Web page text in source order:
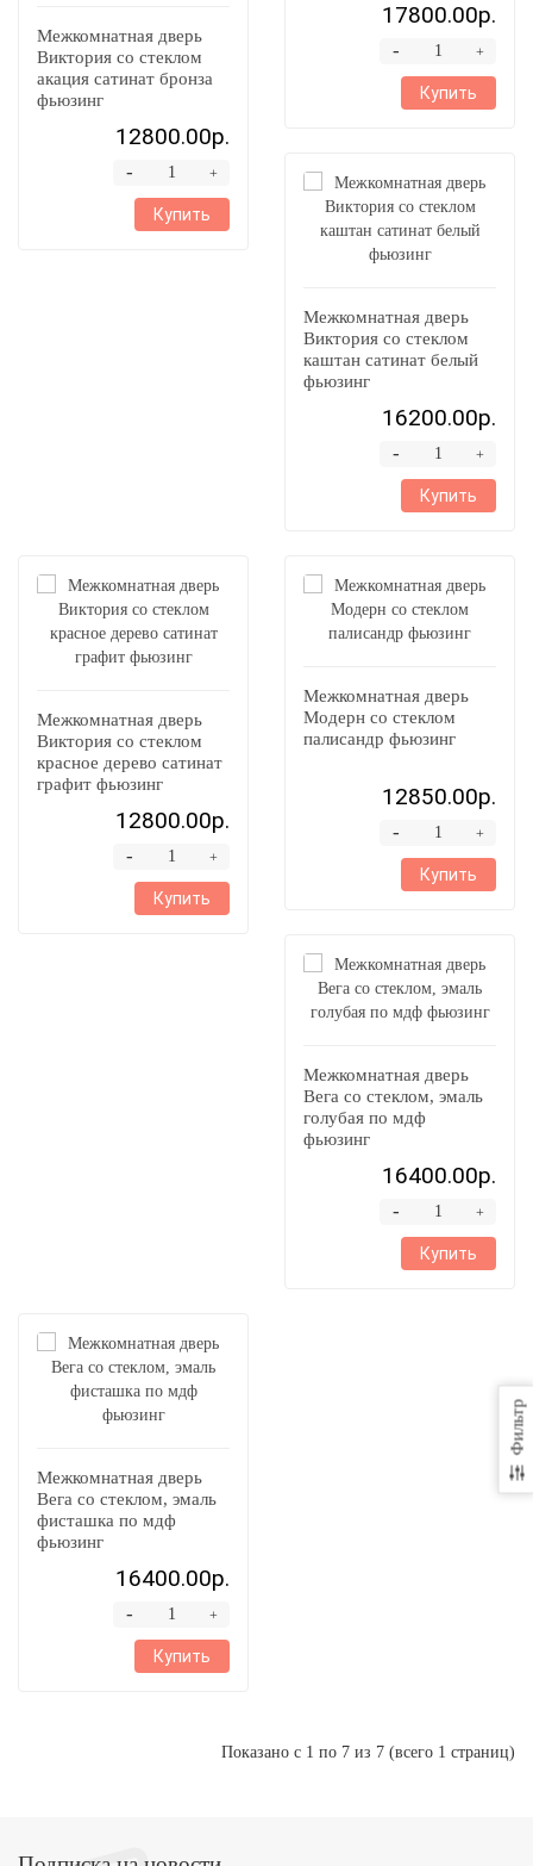
Фильтр
Межкомнатная дверь
Виктория со стеклом
акация сатинат бронза
фьюзинг
12800.00р.
+
-
Купить
17800.00р.
+
-
Купить
Межкомнатная дверь
Виктория со стеклом
каштан сатинат белый
фьюзинг
16200.00р.
+
-
Купить
Межкомнатная дверь
Виктория со стеклом
красное дерево сатинат
графит фьюзинг
12800.00р.
+
-
Купить
Межкомнатная дверь
Модерн со стеклом
палисандр фьюзинг
12850.00р.
+
-
Купить
Межкомнатная дверь
Вега со стеклом, эмаль
голубая по мдф
фьюзинг
16400.00р.
+
-
Купить
Межкомнатная дверь
Вега со стеклом, эмаль
фисташка по мдф
фьюзинг
16400.00р.
+
-
Купить
Показано с 1 по 7 из 7 (всего 1 страниц)